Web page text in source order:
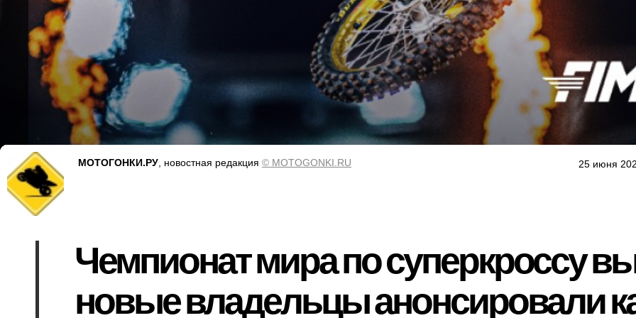
25 июня
МОТОГОНКИ.РУ , новостная редакция © MOTOGONKI.RU
Чемпионат мира по суперкроссу
новые владельцы анонсировали